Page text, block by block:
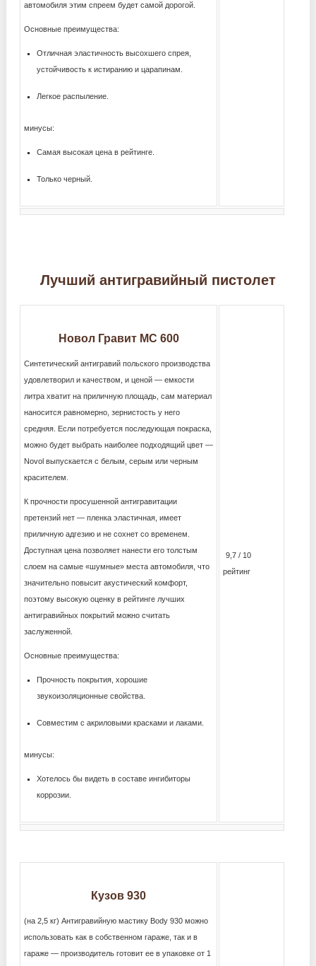
автомобиля этим спреем будет самой дорогой.
Основные преимущества:
Отличная эластичность высохшего спрея,
устойчивость к истиранию и царапинам.
Легкое распыление.
минусы:
Самая высокая цена в рейтинге.
Только черный.
Лучший антигравийный пистолет
Новол Гравит МС 600
Синтетический антигравий польского производства
удовлетворил и качеством, и ценой — емкости
литра хватит на приличную площадь, сам материал
наносится равномерно, зернистость у него
средняя. Если потребуется последующая покраска,
можно будет выбрать наиболее подходящий цвет —
Novol выпускается с белым, серым или черным
красителем.
К прочности просушенной антигравитации
претензий нет — пленка эластичная, имеет
приличную адгезию и не сохнет со временем.
Доступная цена позволяет нанести его толстым
слоем на самые «шумные» места автомобиля, что
значительно повысит акустический комфорт,
поэтому высокую оценку в рейтинге лучших
антигравийных покрытий можно считать
заслуженной.
Основные преимущества:
Прочность покрытия, хорошие
звукоизоляционные свойства.
Совместим с акриловыми красками и лаками.
минусы:
Хотелось бы видеть в составе ингибиторы
коррозии.
9,7 / 10
рейтинг
Кузов 930
(на 2,5 кг) Антигравийную мастику Body 930 можно
использовать как в собственном гараже, так и в
гараже — производитель готовит ее в упаковке от 1